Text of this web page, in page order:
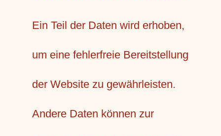
Ein Teil der Daten wird erhoben,
um eine fehlerfreie Bereitstellung
der Website zu gewährleisten.
Andere Daten können zur